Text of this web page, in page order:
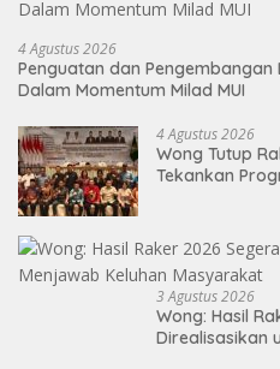
4 Agustus 2026
Penguatan dan Pengembangan
Dalam Momentum Milad MUI
4 Agustus 2026
Wong Tutup
Tekankan
3 Agustus 2026
Wong: Hasil
Direalisasikan